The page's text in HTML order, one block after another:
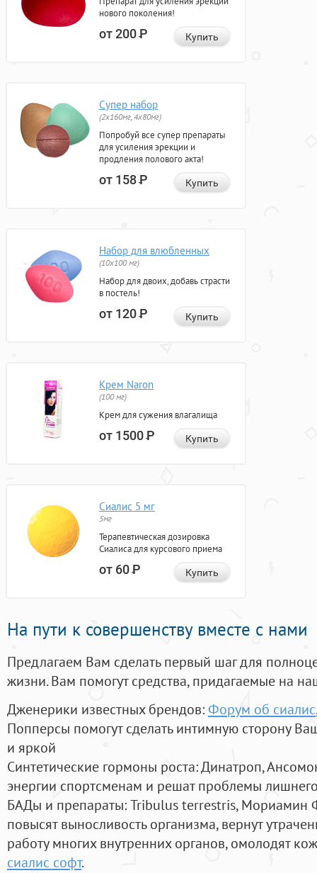
нового поколения!
от 200Р Купить
Супер набор
(2х160мг, 4х80мг)
Попробуй все супер препараты
для усиления эрекции и
продления полового акта!
от 158Р Купить
Набор для влюбленных
(10х100 мг)
Набор для двоих, добавь страсти
в постель!
от 120Р Купить
Крем Naron
(100 мг)
Крем для сужения влагалища
от 1500Р Купить
Сиалис 5 мг
5мг
Терапевтическая дозировка
Сиалиса для курсового приема
от 60Р Купить
На пути к совершенству вместе с нами
Предлагаем Вам сделать первый шаг для
жизни. Вам помогут средства, придагаемые на
Дженерики известных брендов:Форум об сиалис
Попперсы помогут сделать интимную сторону
и яркой
Синтетические гормоны роста: Динатроп,
энергии спортсменам и решат проблемы
БАДы и препараты:Tribulus terrestris, Мориамин
повысят выносливость организма, вернут
работу многих внутренних органов, омолодят
сиалис софт.